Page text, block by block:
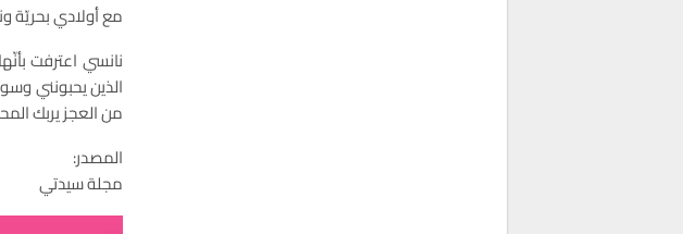
مع أولادي بحريّة
نانسي اعترفت
الذين يحبونني
من العجز يربك
المصدر:
مجلة سيدتي